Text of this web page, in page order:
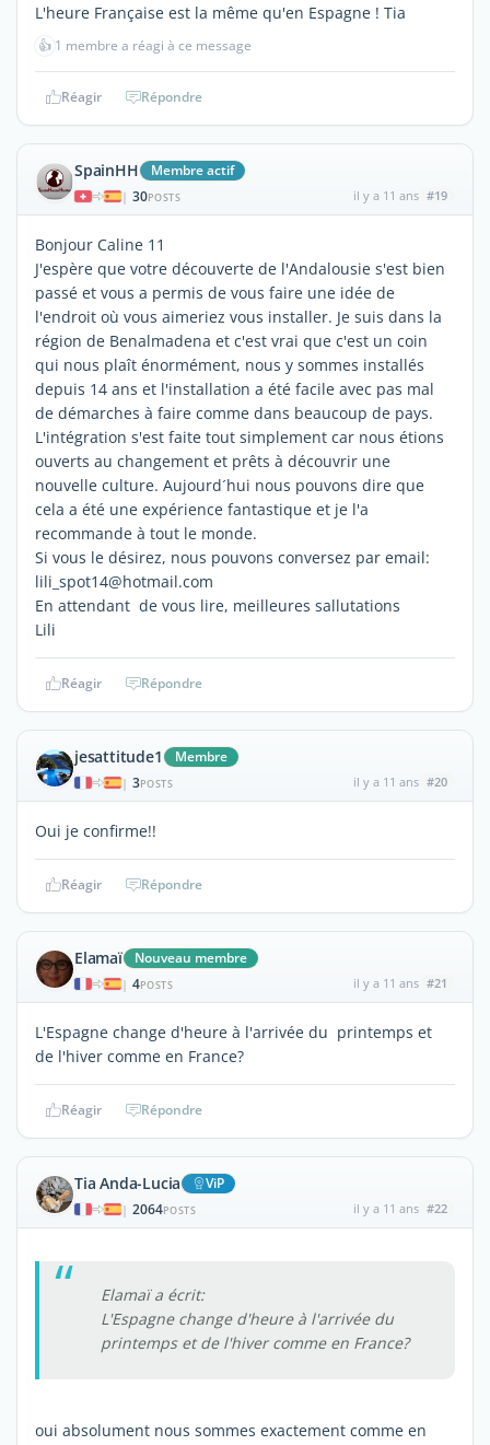
L'heure Française est la même qu'en Espagne ! Tia
👍 1 membre a réagi à ce message
Réagir Répondre
SpainHH Membre actif
| 30POSTS il y a 11 ans #19
Bonjour Caline 11
J'espère que votre découverte de l'Andalousie s'est bien
passé et vous a permis de vous faire une idée de
l'endroit où vous aimeriez vous installer. Je suis dans la
région de Benalmadena et c'est vrai que c'est un coin
qui nous plaît énormément, nous y sommes installés
depuis 14 ans et l'installation a été facile avec pas mal
de démarches à faire comme dans beaucoup de pays.
L'intégration s'est faite tout simplement car nous étions
ouverts au changement et prêts à découvrir une
nouvelle culture. Aujourd´hui nous pouvons dire que
cela a été une expérience fantastique et je l'a
recommande à tout le monde.
Si vous le désirez, nous pouvons conversez par email:
lili_spot14@hotmail.com
En attendant de vous lire, meilleures sallutations
Lili
Réagir Répondre
jesattitude1 Membre
| 3POSTS il y a 11 ans #20
Oui je confirme!!
Réagir Répondre
Elamaï Nouveau membre
| 4POSTS il y a 11 ans #21
L'Espagne change d'heure à l'arrivée du printemps et
de l'hiver comme en France?
Réagir Répondre
Tia Anda-Lucia ViP
| 2064POSTS il y a 11 ans #22
Elamaï a écrit:
L'Espagne change d'heure à l'arrivée du
printemps et de l'hiver comme en France?
oui absolument nous sommes exactement comme en